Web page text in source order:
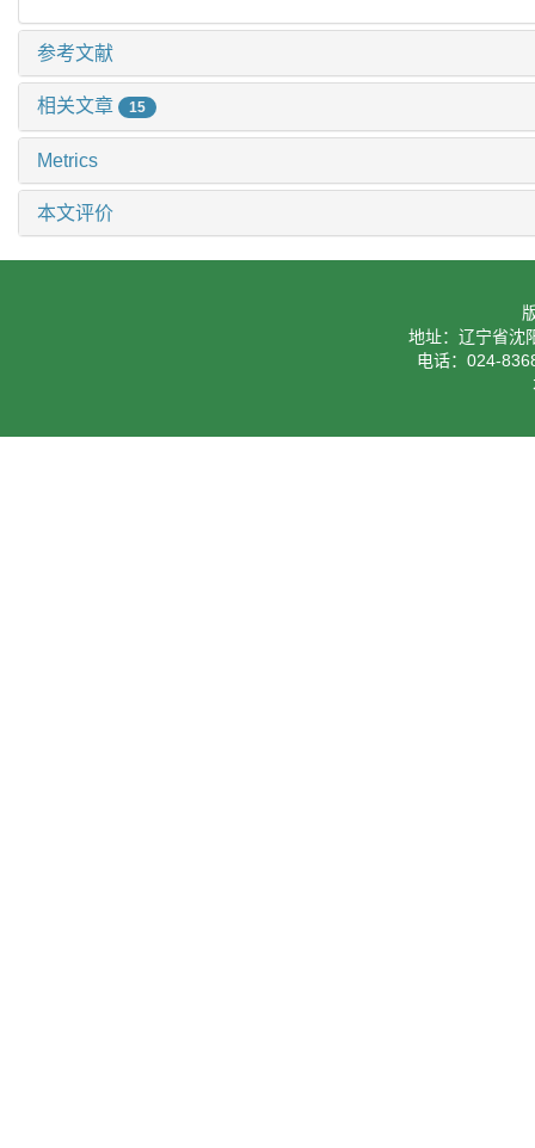
参考文献
相关文章 15
Metrics
本文评价
地址：辽宁省沈
电话：024-